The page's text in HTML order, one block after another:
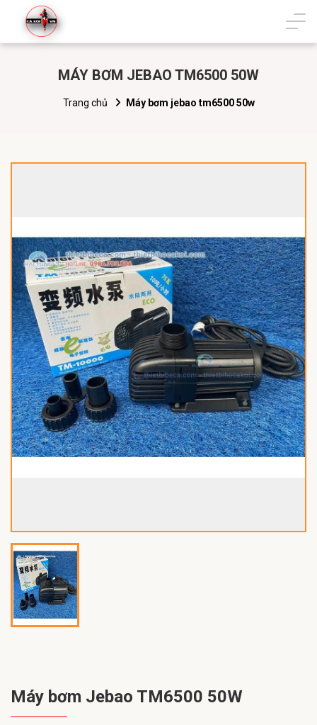
MÁY BƠM JEBAO TM6500 50W
Trang chủ Máy bơm jebao tm6500 50w
Máy bơm Jebao TM6500 50W